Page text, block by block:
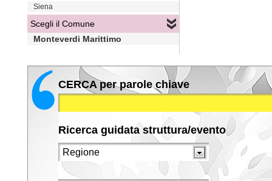
Siena
Scegli il Comune
Monteverdi Marittimo
CERCA per parole chiave
Ricerca guidata struttura/evento